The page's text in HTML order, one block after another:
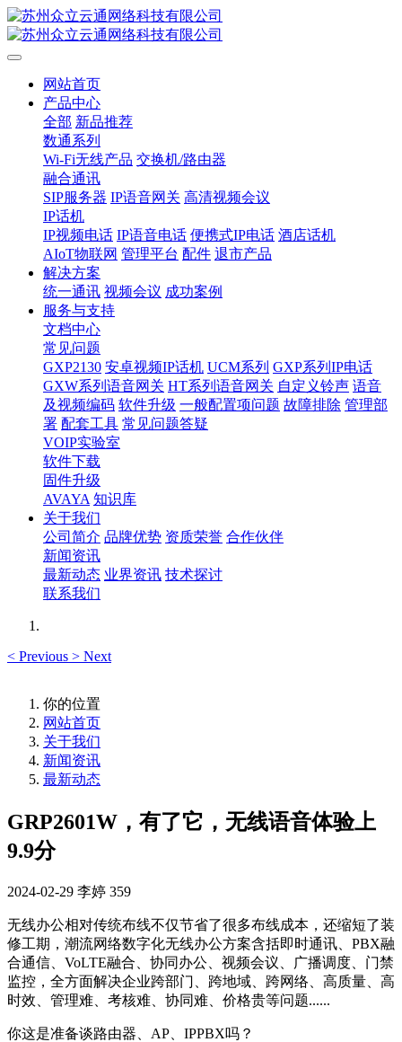
网站首页
产品中心
全部 新品推荐
数通系列
Wi-Fi无线产品 交换机/路由器
融合通讯
SIP服务器 IP语音网关 高清视频会议
IP话机
IP视频电话 IP语音电话 便携式IP电话 酒店话机
AIoT物联网 管理平台 配件 退市产品
解决方案
统一通讯 视频会议 成功案例
服务与支持
文档中心
常见问题
GXP2130 安卓视频IP话机 UCM系列 GXP系列IP电话
GXW系列语音网关 HT系列语音网关 自定义铃声 语音
及视频编码 软件升级 一般配置项问题 故障排除 管理部
署 配套工具 常见问题答疑
VOIP实验室
软件下载
固件升级
AVAYA 知识库
关于我们
公司简介 品牌优势 资质荣誉 合作伙伴
新闻资讯
最新动态 业界资讯 技术探讨
联系我们
< Previous > Next
你的位置
网站首页
关于我们
新闻资讯
最新动态
GRP2601W，有了它，无线语音体验上
9.9分
2024-02-29 李婷 359
无线办公相对传统布线不仅节省了很多布线成本，还缩短了装
修工期，潮流网络数字化无线办公方案含括即时通讯、 PBX融
合通信、 VoLTE融合、协同办公、视频会议、广播调度、门禁
监控，全方面解决企业跨部门、跨地域、跨网络、高质量、高
时效、管理难、考核难、协同难、价格贵等问题......
你这是准备谈路由器、 AP IPPBX吗？